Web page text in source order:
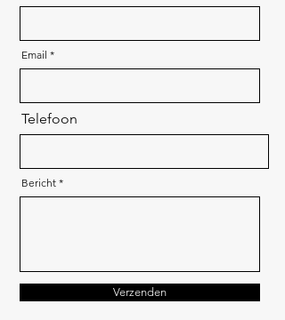
Email
Telefoon
Bericht
Verzenden